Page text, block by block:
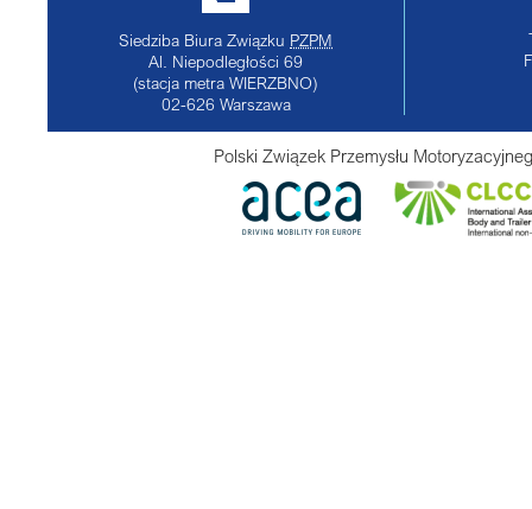
Siedziba Biura Związku PZPM
Al. Niepodległości 69
(stacja metra WIERZBNO)
02-626 Warszawa
Polski Związek Przemysłu